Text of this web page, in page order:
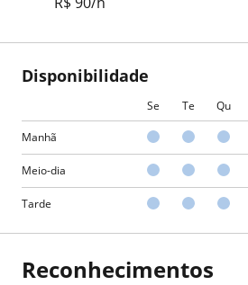
Disponibilidade
Se Te Qu
Manhã
Meio-dia
Tarde
Reconhecimentos